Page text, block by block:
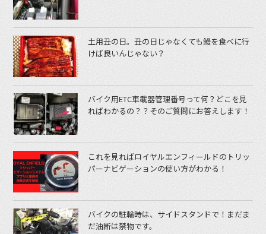
土用丑の日。丑の日じゃなくても鰻を食べに行
けば良いんじゃない？
バイク用ETC車載器管理番号って何？どこを見
ればわかるの？？そのご質問にお答えします！
これを見ればロイヤルエンフィールドのトリッ
パーナビゲーションの使い方がわかる！
バイクの駐輪時は、サイドスタンドで！まだま
だ油断は禁物です。